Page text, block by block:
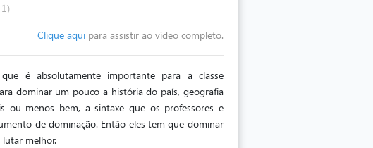
Clique aquipara assistir ao vídeo completo.
é absolutamente importante para a classe
dominar um pouco a história do país, geografia
ou menos bem, a sintaxe que os professores e
de dominação. Então eles tem que dominar
melhor.